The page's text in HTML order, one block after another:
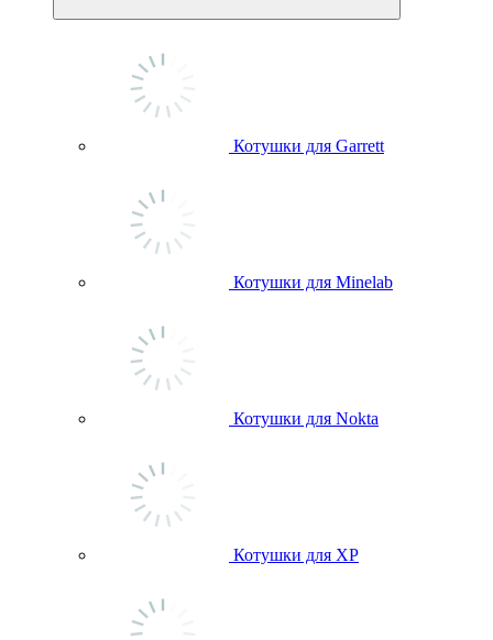
Котушки для Garrett
Котушки для Minelab
Котушки для Nokta
Котушки для ХР